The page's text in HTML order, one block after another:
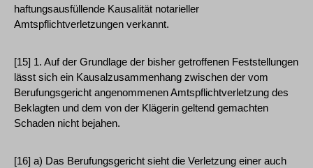
haftungsausfüllende Kausalität notarieller
Amtspflichtverletzungen verkannt.
[15] 1. Auf der Grundlage der bisher getroffenen Feststellungen
lässt sich ein Kausalzusammenhang zwischen der vom
Berufungsgericht angenommenen Amtspflichtverletzung des
Beklagten und dem von der Klägerin geltend gemachten
Schaden nicht bejahen.
[16] a) Das Berufungsgericht sieht die Verletzung einer auch